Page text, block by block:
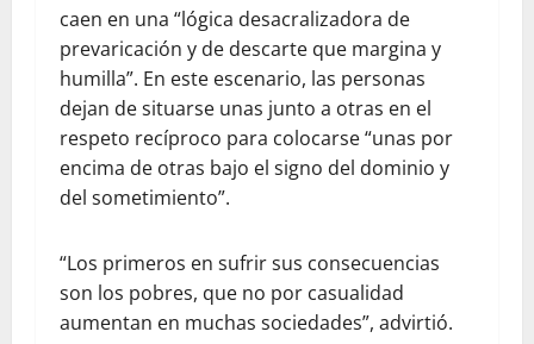
caen en una “lógica desacralizadora de
prevaricación y de descarte que margina y
humilla”. En este escenario, las personas
dejan de situarse unas junto a otras en el
respeto recíproco para colocarse “unas por
encima de otras bajo el signo del dominio y
del sometimiento”.
“Los primeros en sufrir sus consecuencias
son los pobres, que no por casualidad
aumentan en muchas sociedades”, advirtió.